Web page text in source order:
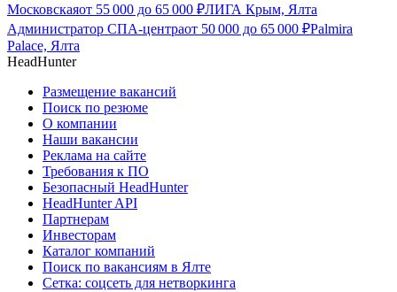
Московскаяот 55 000 до 65 000 ₽ЛИГА Крым, Ялта
Администратор СПА-центраот 50 000 до 65 000 ₽Palmira
Palace, Ялта
HeadHunter
Размещение вакансий
Поиск по резюме
О компании
Наши вакансии
Реклама на сайте
Требования к ПО
Безопасный HeadHunter
HeadHunter API
Партнерам
Инвесторам
Каталог компаний
Поиск по вакансиям в Ялте
Сетка: соцсеть для нетворкинга